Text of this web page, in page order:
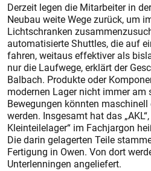
Derzeit legen die Mitarbeiter in
Neubau weite Wege zurück, um
Lichtschranken
automatisierte Shuttles, die auf
fahren, weitaus effektiver als
nur die Laufwege, erklärt der
Balbach. Produkte oder
modernen Lager nicht immer am
Bewegungen könnten
werden. Insgesamt hat das
Kleinteilelager“ im Fachjargon
Die darin gelagerten Teile
Fertigung in Owen. Von dort
Unterlenningen angeliefert.